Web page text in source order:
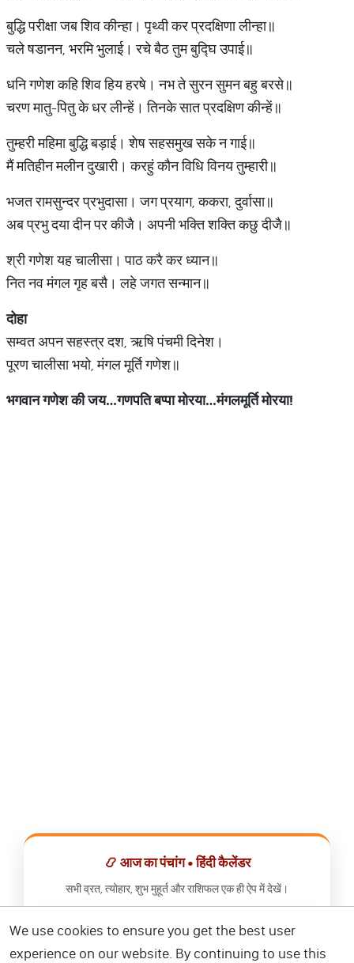
बुद्धि परीक्षा जब शिव कीन्हा। पृथ्वी कर प्रदक्षिणा लीन्हा॥
चले षडानन, भरमि भुलाई। रचे बैठ तुम बुद्घि उपाई॥
धनि गणेश कहि शिव हिय हरषे। नभ ते सुरन सुमन बहु बरसे॥
चरण मातु-पितु के धर लीन्हें। तिनके सात प्रदक्षिण कीन्हें॥
तुम्हरी महिमा बुद्ध‍ि बड़ाई। शेष सहसमुख सके न गाई॥
मैं मतिहीन मलीन दुखारी। करहुं कौन विधि विनय तुम्हारी॥
भजत रामसुन्दर प्रभुदासा। जग प्रयाग, ककरा, दुर्वासा॥
अब प्रभु दया दीन पर कीजै। अपनी भक्ति शक्ति कछु दीजै॥
श्री गणेश यह चालीसा। पाठ करै कर ध्यान॥
नित नव मंगल गृह बसै। लहे जगत सन्मान॥
दोहा
सम्वत अपन सहस्त्र दश, ऋषि पंचमी दिनेश।
पूरण चालीसा भयो, मंगल मूर्ति गणेश॥
भगवानगणेशकीजय…गणपतिबप्पामोरया…मंगलमूर्तिमोरया!
📿 आज का पंचांग • हिंदी कैलेंडर
सभी व्रत, त्योहार, शुभ मुहूर्त और राशिफल एक ही ऐप में देखें।
📅 हिंदी कैलेंडर ऐप डाउनलोड करें
We use cookies to ensure you get the best user
experience on our website. By continuing to use this